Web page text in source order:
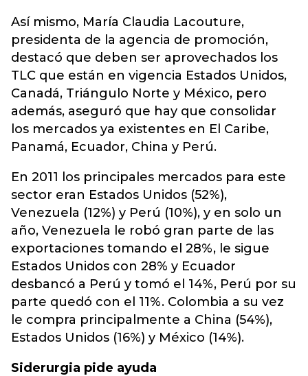
Así mismo, María Claudia Lacouture,
presidenta de la agencia de promoción,
destacó que deben ser aprovechados los
TLC que están en vigencia Estados Unidos,
Canadá, Triángulo Norte y México, pero
además, aseguró que hay que consolidar
los mercados ya existentes en El Caribe,
Panamá, Ecuador, China y Perú.
En 2011 los principales mercados para este
sector eran Estados Unidos (52%),
Venezuela (12%) y Perú (10%), y en solo un
año, Venezuela le robó gran parte de las
exportaciones tomando el 28%, le sigue
Estados Unidos con 28% y Ecuador
desbancó a Perú y tomó el 14%, Perú por su
parte quedó con el 11%. Colombia a su vez
le compra principalmente a China (54%),
Estados Unidos (16%) y México (14%).
Siderurgia pide ayuda